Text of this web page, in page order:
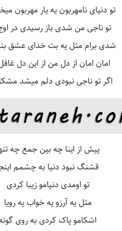
تو دنیای نامهربون یه یار مهربون
تو ناجی من شدی باز رسیدی در اوج
شدی برام مثل یه بت خدای عشق
امان امان از دل من از این دل
اگر تو ناجی نبودی دلم میشد
پیش از اینا چه بین جمع چه
قشنگ نبود دنیا به چشمم
تو اومدی دنیامو زیبا کردی
مثل یه آرزو یه خواب یه رویا
اشکامو پاک کردی به روی